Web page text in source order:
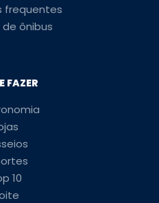
frequentes
de ônibus
FAZER
10